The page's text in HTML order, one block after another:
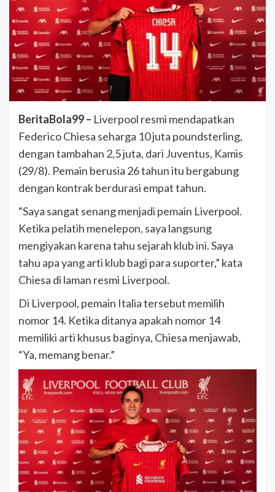
BeritaBola99 – Liverpool resmi mendapatkan
Federico Chiesa seharga 10 juta poundsterling,
dengan tambahan 2,5 juta, dari Juventus, Kamis
(29/8). Pemain berusia 26 tahun itu bergabung
dengan kontrak berdurasi empat tahun.
“Saya sangat senang menjadi pemain Liverpool.
Ketika pelatih menelepon, saya langsung
mengiyakan karena tahu sejarah klub ini. Saya
tahu apa yang arti klub bagi para suporter,” kata
Chiesa di laman resmi Liverpool.
Di Liverpool, pemain Italia tersebut memilih
nomor 14. Ketika ditanya apakah nomor 14
memiliki arti khusus baginya, Chiesa menjawab,
“Ya, memang benar.”